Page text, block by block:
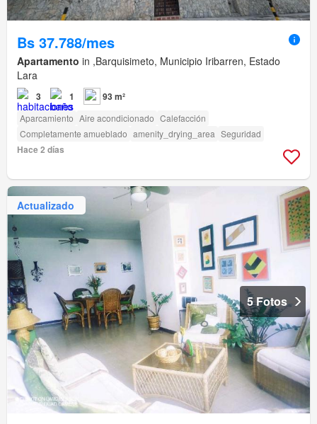
Bs 37.788/mes
Apartamento in ,Barquisimeto, Municipio Iribarren, Estado
Lara
3 1 93 m²
Aparcamiento Aire acondicionado Calefacción
Completamente amueblado amenity_drying_area Seguridad
Hace 2 días
Actualizado
5 Fotos